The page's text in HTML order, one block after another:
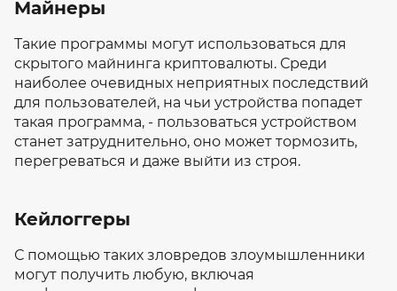
Майнеры
Такие программы могут использоваться для
скрытого майнинга криптовалюты. Среди
наиболее очевидных неприятных последствий
для пользователей, на чьи устройства попадет
такая программа, - пользоваться устройством
станет затруднительно, оно может тормозить,
перегреваться и даже выйти из строя.
Кейлоггеры
С помощью таких зловредов злоумышленники
могут получить любую, включая